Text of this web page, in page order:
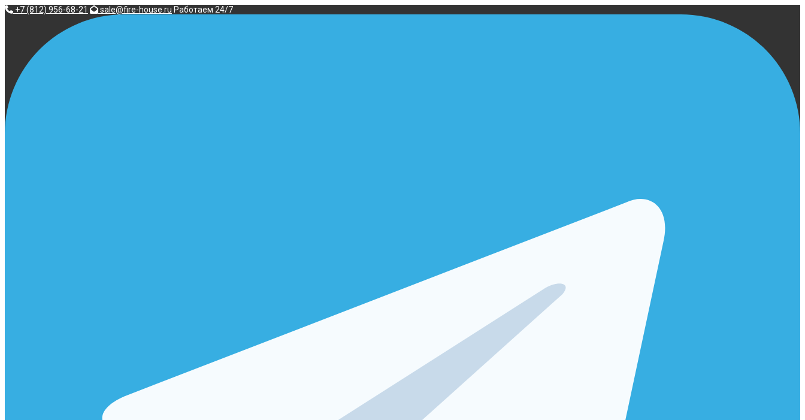
Перейти
содержимому
+7 (812) 956-68-21 sale@fire-house.ru Работаем 24/7